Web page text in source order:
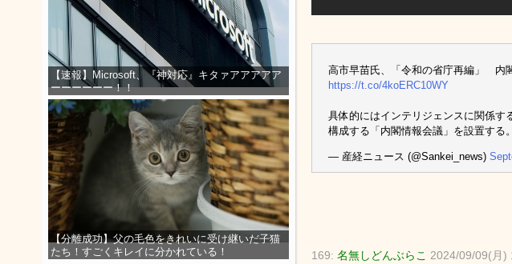
【速報】Microsoft、『神対応』キタァアアアアア
ーーーーーー！！
【分離成功】父の毛色をきれいに受け継いだ子猫
たち！すごくキレイに分かれている！
高市早苗氏、「令和の省庁再編」 内
https://t.co/4koERC10WY
具体的にはインテリジェンスに関係す
構成する「内閣情報会議」を設置する。
— 産経ニュース (@Sankei_news)
169: 名無しどんぶらこ 2024/09/09(月)